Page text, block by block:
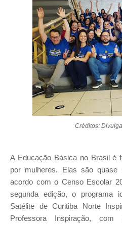
Créditos:
A Educação Básica no Brasil é
por mulheres. Elas são
acordo com o Censo Escolar
segunda edição, o programa
Satélite de Curitiba Norte
Professora Inspiração,